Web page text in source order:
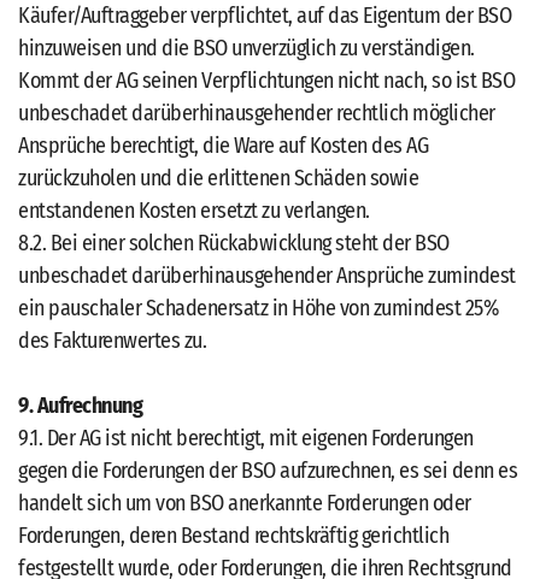
Käufer/Auftraggeber verpflichtet, auf das Eigentum der BSO
hinzuweisen und die BSO unverzüglich zu verständigen.
Kommt der AG seinen Verpflichtungen nicht nach, so ist BSO
unbeschadet darüberhinausgehender rechtlich möglicher
Ansprüche berechtigt, die Ware auf Kosten des AG
zurückzuholen und die erlittenen Schäden sowie
entstandenen Kosten ersetzt zu verlangen.
8.2. Bei einer solchen Rückabwicklung steht der BSO
unbeschadet darüberhinausgehender Ansprüche zumindest
ein pauschaler Schadenersatz in Höhe von zumindest 25%
des Fakturenwertes zu.
9. Aufrechnung
9.1. Der AG ist nicht berechtigt, mit eigenen Forderungen
gegen die Forderungen der BSO aufzurechnen, es sei denn es
handelt sich um von BSO anerkannte Forderungen oder
Forderungen, deren Bestand rechtskräftig gerichtlich
festgestellt wurde, oder Forderungen, die ihren Rechtsgrund